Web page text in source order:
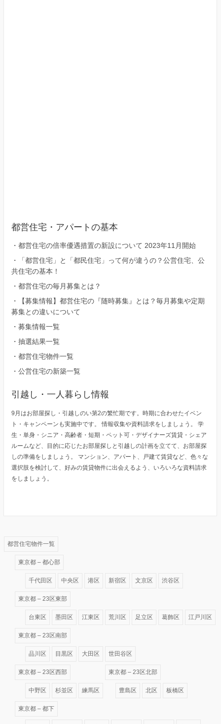
都営住宅・アパートの基本
・ 都営住宅の倍率優遇措置の新設について 2023年11月開始
・
「都営住宅」と「都民住宅」って何が違うの？公営住宅、公
共住宅の基本！
・ 都営住宅の毎月募集とは？
・
【募集情報】都営住宅の『随時募集』とは？毎月募集や定期
募集との違いについて
・ 募集情報一覧
・ 抽選結果一覧
・ 都営住宅物件一覧
・ 公営住宅の新築一覧
引越し・一人暮らし情報
9月はお部屋探し・引越しのい第2の繁忙期です。時期に合わせたイベン
ト・キャンペーンも実施中です。 情報収集や資料請求をしましょう。 学
生・単身・シニア・高齢者・短期・ペット可・デザイナーズ賃貸・シェア
ルームなど、目的に応じたお部屋探しと引越しの計画を立てて、お部屋探
しの準備をしましょう。 マンション、アパート、戸建て賃貸など、色々な
選択肢を検討して、好みの賃貸物件に出会えるよう、いろいろな資料請求
をしましょう。
都営住宅物件一覧
東京都 – 都心部
千代田区 中央区 港区 新宿区 文京区 渋谷区
東京都 – 23区東部
台東区 墨田区 江東区 荒川区 足立区 葛飾区 江戸川区
東京都 – 23区南部
品川区 目黒区 大田区 世田谷区
東京都 – 23区西部
中野区 杉並区 練馬区
東京都 – 23区北部
豊島区 北区 板橋区
東京都 – 都下